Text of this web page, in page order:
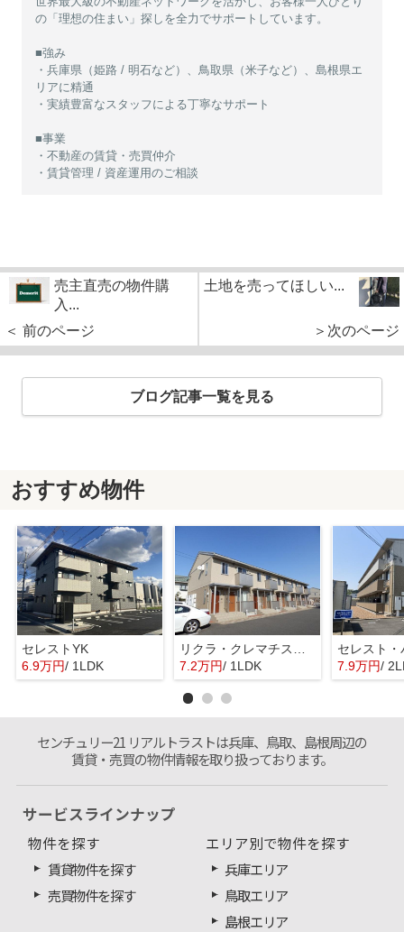
の「理想の住まい」探しを全力でサポートしています。
■強み
・兵庫県（姫路 / 明石など）、鳥取県（米子など）、島根県エ
リアに精通
・実績豊富なスタッフによる丁寧なサポート
■事業
・不動産の賃貸・売買仲介
・賃貸管理 / 資産運用のご相談
売主直売の物件購
入...
＜ 前のページ
土地を売ってほしい...
＞次のページ
ブログ記事一覧を見る
おすすめ物件
セレストYK
6.9万円/ 1LDK
7.2万円/ 1LDK
セレスト・
7.9万円/
センチュリー21 リアルトラストは兵庫、鳥取、島根周辺の
賃貸・売買の物件情報を取り扱っております。
サービスラインナップ
物件を探す
賃貸物件を探す
売買物件を探す
エリア別で物件を探す
兵庫エリア
鳥取エリア
島根エリア